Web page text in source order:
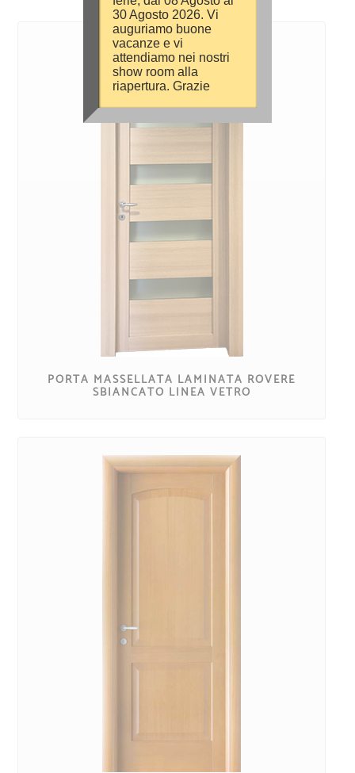
PORTA MASSELLATA LAMINATA ROVERE
SBIANCATO LINEA VETRO
30 Agosto 2026. Vi
auguriamo buone
vacanze e vi
attendiamo nei nostri
show room alla
riapertura. Grazie